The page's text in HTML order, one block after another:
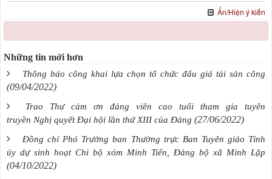
Ẩn/Hiện ý kiến
Những tin mới hơn
Thông báo công khai lựa chọn tổ chức đấu giá tài sản công
(09/04/2022)
Trao Thư cảm ơn đảng viên cao tuổi tham gia tuyên
truyền Nghị quyết Đại hội lần thứ XIII của Đảng (27/06/2022)
Đồng chí Phó Trưởng ban Thường trực Ban Tuyên giáo Tỉnh
ủy dự sinh hoạt Chi bộ xóm Minh Tiến, Đảng bộ xã Minh Lập
(04/10/2022)